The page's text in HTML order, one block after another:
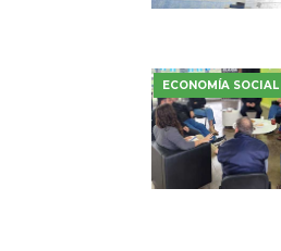
ECONOMÍA SOCIAL